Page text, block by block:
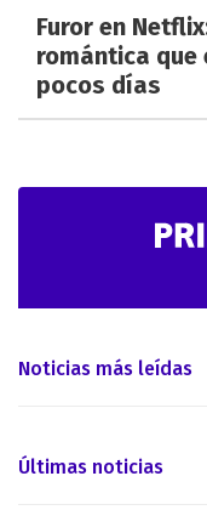
Furor en
romántica que
pocos días
Noticias más leídas
Últimas noticias